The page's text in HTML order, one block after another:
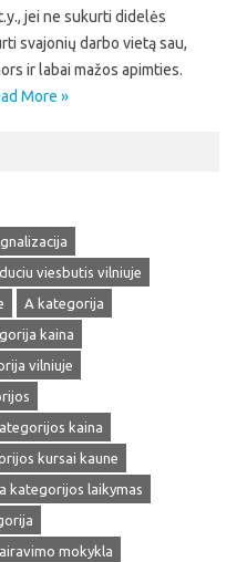
jei ne sukurti didelės
svajonių darbo vietą sau,
ir labai mažos apimties.
More »
viesbutis vilniuje
A kategorija
kaina
vilniuje
kaina
kursai kaune
a kategorijos laikymas
mokykla